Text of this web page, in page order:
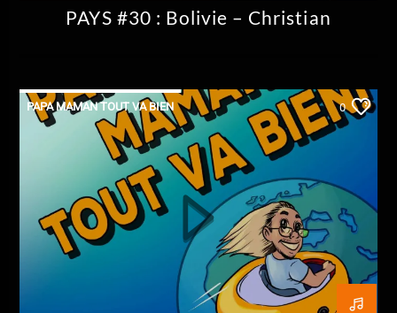
PAYS #30 : Bolivie – Christian
PAPA MAMAN TOUT VA BIEN 0